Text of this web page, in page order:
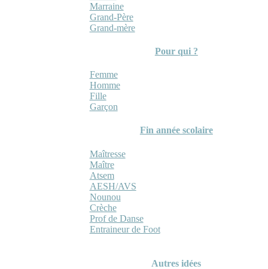
Marraine
Grand-Père
Grand-mère
Pour qui ?
Femme
Homme
Fille
Garçon
Fin année scolaire
Maîtresse
Maître
Atsem
AESH/AVS
Nounou
Crèche
Prof de Danse
Entraineur de Foot
Autres idées